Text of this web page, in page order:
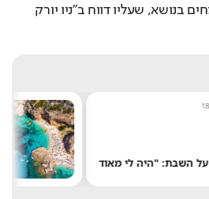
- כך על פי תדרוך של מומחים בנושא, שעליו דווח ב"ניו יורק
השבת: "היה לי מאוד